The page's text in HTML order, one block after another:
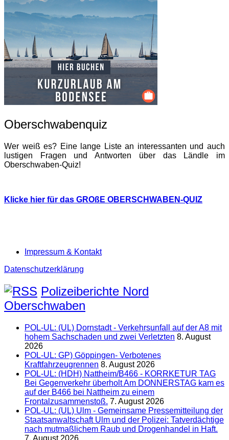
Oberschwabenquiz
Wer weiß es? Eine lange Liste an interessanten und auch
lustigen Fragen und Antworten über das Ländle im
Oberschwaben-Quiz!
Klicke hier für das GROßE OBERSCHWABEN-QUIZ
Impressum & Kontakt
Datenschutzerklärung
Polizeiberichte Nord
Oberschwaben
POL-UL: (UL) Dornstadt - Verkehrsunfall auf der A8 mit
hohem Sachschaden und zwei Verletzten 8. August
2026
POL-UL: GP) Göppingen- Verbotenes
Kraftfahrzeugrennen 8. August 2026
POL-UL: (HDH) Nattheim/B466 - KORRKETUR TAG
Bei Gegenverkehr überholt Am DONNERSTAG kam es
auf der B466 bei Nattheim zu einem
Frontalzusammenstoß. 7. August 2026
POL-UL: (UL) Ulm - Gemeinsame Pressemitteilung der
Staatsanwaltschaft Ulm und der Polizei: Tatverdächtige
nach mutmaßlichem Raub und Drogenhandel in Haft.
7. August 2026